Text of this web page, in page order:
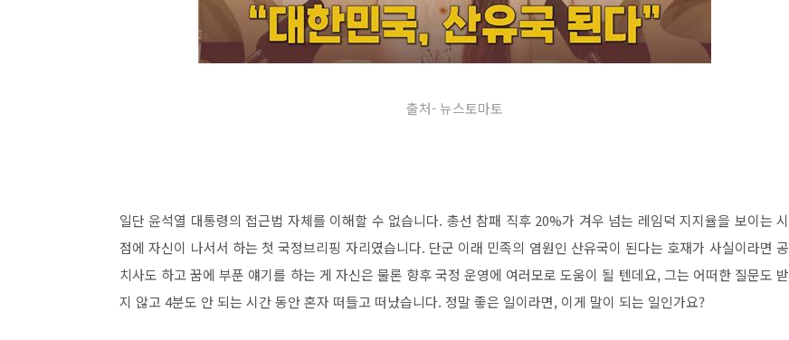
출처- 뉴스토마토
일단 윤석열 대통령의 접근법 자체를 이해할 수 없습니다. 총선 참패 직후 20%가 겨우 넘는 레임덕 지지율을 보이는 시
점에 자신이 나서서 하는 첫 국정브리핑 자리였습니다. 단군 이래 민족의 염원인 산유국이 된다는 호재가 사실이라면 공
치사도 하고 꿈에 부푼 얘기를 하는 게 자신은 물론 향후 국정 운영에 여러모로 도움이 될 텐데요, 그는 어떠한 질문도 받
지 않고 4분도 안 되는 시간 동안 혼자 떠들고 떠났습니다. 정말 좋은 일이라면, 이게 말이 되는 일인가요?